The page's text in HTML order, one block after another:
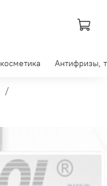
Антифризы,